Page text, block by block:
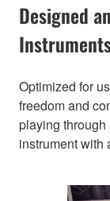
Designed
Optimized for
freedom and
playing through
instrument with